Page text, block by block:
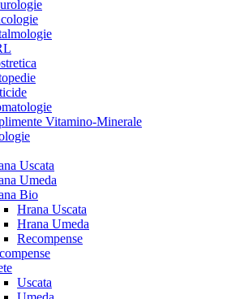
Vitamino-Minerale
Uscata
Umeda
Bio
Hrana Uscata
Hrana Umeda
Recompense
Uscata